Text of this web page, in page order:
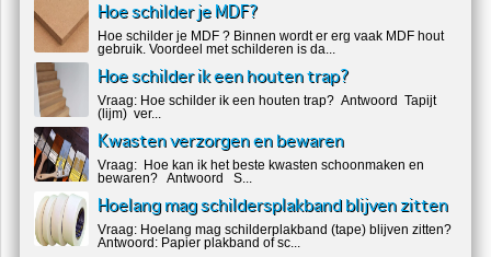
Hoe schilder je MDF?
Hoe schilder je MDF ? Binnen wordt er erg vaak MDF hout
gebruik. Voordeel met schilderen is da...
Hoe schilder ik een houten trap?
Vraag: Hoe schilder ik een houten trap? Antwoord Tapijt
(lijm) ver...
Kwasten verzorgen en bewaren
Vraag: Hoe kan ik het beste kwasten schoonmaken en
bewaren? Antwoord S...
Hoelang mag schildersplakband blijven zitten
Vraag: Hoelang mag schilderplakband (tape) blijven zitten?
Antwoord: Papier plakband of sc...